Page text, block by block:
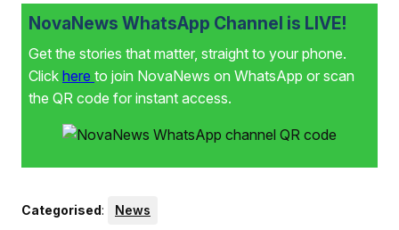
NovaNews WhatsApp Channel is LIVE!
Get the stories that matter, straight to your phone.
Click here to join NovaNews on WhatsApp or scan
the QR code for instant access.
Categorised: News